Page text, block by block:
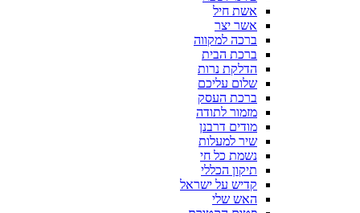
אשת חיל
אשר יצר
ברכה למקווה
ברכת הבית
הדלקת נרות
שלום עליכם
ברכת העסק
מזמור לתודה
מודים דרבנן
שיר למעלות
נשמת כל חי
תיקון הכללי
קדיש על ישראל
האש שלי